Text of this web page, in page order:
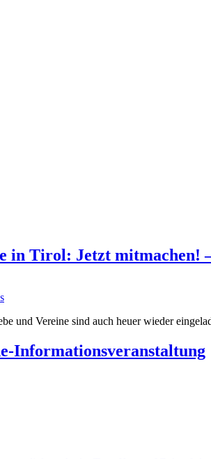
in Tirol: Jetzt mitmachen!
und Vereine sind auch heuer wieder
Informationsveranstaltung